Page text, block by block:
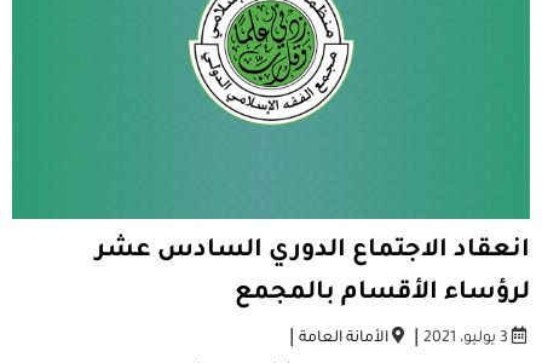
انعقاد الاجتماع الدوري السادس عشر
لرؤساء الأقسام بالمجمع
3 يوليو، 2021 | الأمانة العامة|